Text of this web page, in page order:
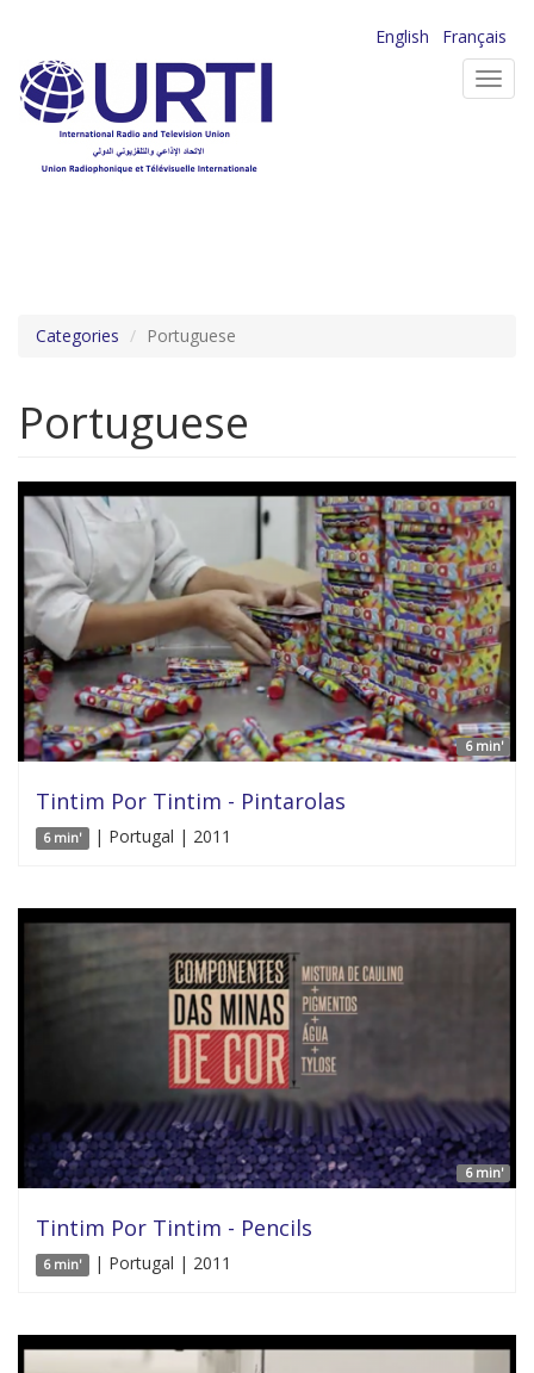
main
content
English
Français
Categories Portuguese
Portuguese
6 min'
Tintim Por Tintim - Pintarolas
6 min' | Portugal | 2011
6 min'
Tintim Por Tintim - Pencils
6 min' | Portugal | 2011